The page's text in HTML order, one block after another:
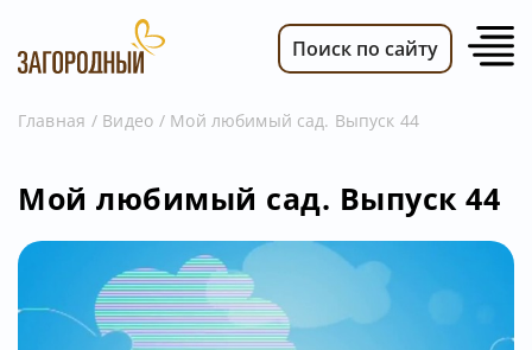
НОВОСТИ
ПЕРЕДАЧИ
ТЕЛЕПРОГРАММА
РЕКЛАМОДАТЕЛЯМ
Поиск по сайту
Главная Видео Мой любимый сад. Выпуск 44
Мой любимый сад. Выпуск 44